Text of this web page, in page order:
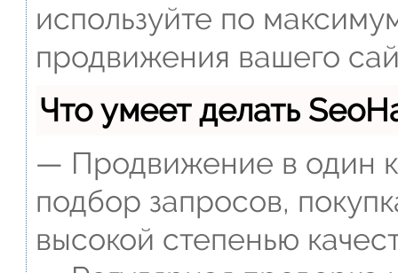
используйте по
продвижения вашего
Что умеет делать
— Продвижение в один
подбор запросов,
высокой степенью